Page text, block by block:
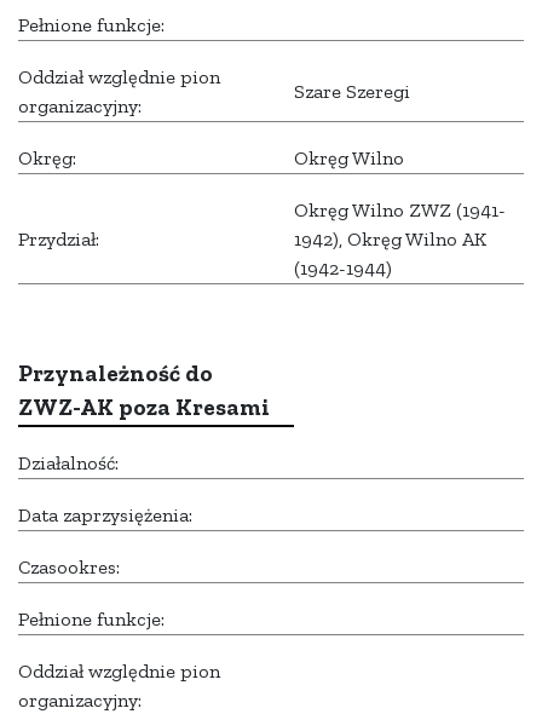
Pełnione funkcje:
Oddział względnie pion
organizacyjny:
Szare Szeregi
Okręg: Okręg Wilno
Przydział:
Okręg Wilno ZWZ (1941-
1942), Okręg Wilno AK
(1942-1944)
Przynależność do
ZWZ-AK poza Kresami
Działalność:
Data zaprzysiężenia:
Czasookres:
Pełnione funkcje:
Oddział względnie pion
organizacyjny: